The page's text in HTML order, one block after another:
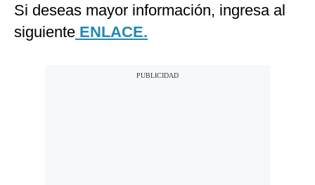
Si deseas mayor información, ingresa al
siguiente ENLACE.